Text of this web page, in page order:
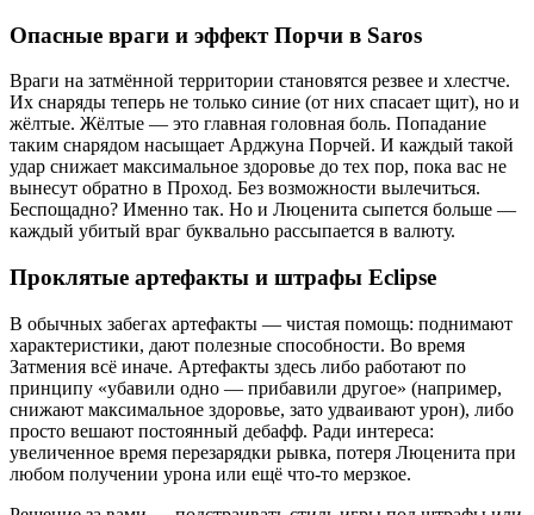
Опасные враги и эффект Порчи в Saros
Враги на затмённой территории становятся резвее и хлестче.
Их снаряды теперь не только синие (от них спасает щит), но и
жёлтые. Жёлтые — это главная головная боль. Попадание
таким снарядом насыщает Арджуна Порчей. И каждый такой
удар снижает максимальное здоровье до тех пор, пока вас не
вынесут обратно в Проход. Без возможности вылечиться.
Беспощадно? Именно так. Но и Люценита сыпется больше —
каждый убитый враг буквально рассыпается в валюту.
Проклятые артефакты и штрафы Eclipse
В обычных забегах артефакты — чистая помощь: поднимают
характеристики, дают полезные способности. Во время
Затмения всё иначе. Артефакты здесь либо работают по
принципу «убавили одно — прибавили другое» (например,
снижают максимальное здоровье, зато удваивают урон), либо
просто вешают постоянный дебафф. Ради интереса:
увеличенное время перезарядки рывка, потеря Люценита при
любом получении урона или ещё что-то мерзкое.